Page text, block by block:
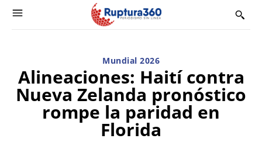
Mundial 2026
Alineaciones: Haití contra
Nueva Zelanda pronóstico
rompe la paridad en
Florida